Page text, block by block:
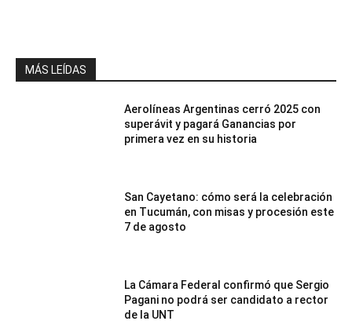
MÁS LEÍDAS
Aerolíneas Argentinas cerró 2025 con
superávit y pagará Ganancias por
primera vez en su historia
San Cayetano: cómo será la celebración
en Tucumán, con misas y procesión este
7 de agosto
La Cámara Federal confirmó que Sergio
Pagani no podrá ser candidato a rector
de la UNT